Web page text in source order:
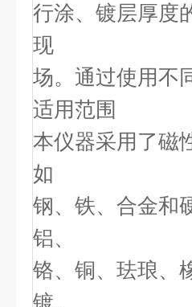
行涂、镀层厚度
现
场。通过使用不
适用范围
本仪器采用了磁
如
钢、铁、合金和
铝、
铬、铜、珐琅、
镀、